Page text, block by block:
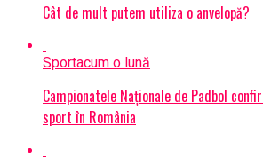
Cât de mult putem utiliza o anvelopă?
Sportacum o lună
Campionatele Naționale de Padbol
sport în România